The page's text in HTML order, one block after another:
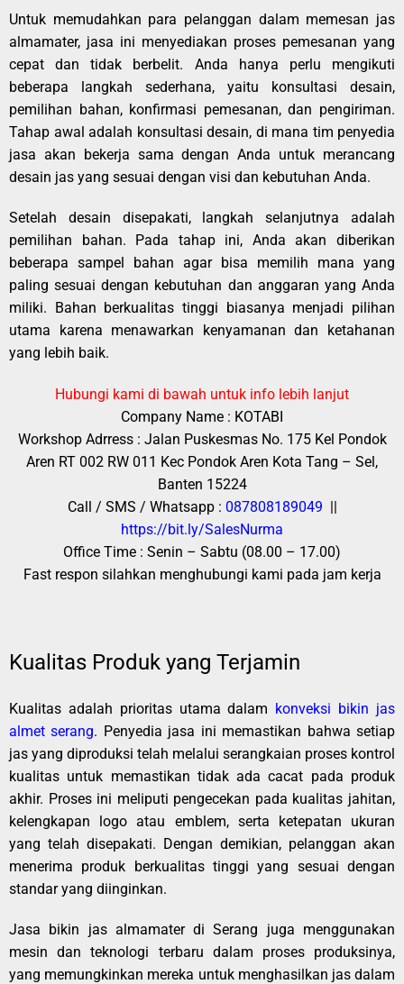
Untuk memudahkan para pelanggan dalam memesan jas
almamater, jasa ini menyediakan proses pemesanan yang
cepat dan tidak berbelit. Anda hanya perlu mengikuti
beberapa langkah sederhana, yaitu konsultasi desain,
pemilihan bahan, konfirmasi pemesanan, dan pengiriman.
Tahap awal adalah konsultasi desain, di mana tim penyedia
jasa akan bekerja sama dengan Anda untuk merancang
desain jas yang sesuai dengan visi dan kebutuhan Anda.
Setelah desain disepakati, langkah selanjutnya adalah
pemilihan bahan. Pada tahap ini, Anda akan diberikan
beberapa sampel bahan agar bisa memilih mana yang
paling sesuai dengan kebutuhan dan anggaran yang Anda
miliki. Bahan berkualitas tinggi biasanya menjadi pilihan
utama karena menawarkan kenyamanan dan ketahanan
yang lebih baik.
Hubungi kami di bawah untuk info lebih lanjut
Company Name : KOTABI
Workshop Adrress : Jalan Puskesmas No. 175 Kel Pondok
Aren RT 002 RW 011 Kec Pondok Aren Kota Tang – Sel,
Banten 15224
Call / SMS / Whatsapp : 087808189049 ||
https://bit.ly/SalesNurma
Office Time : Senin – Sabtu (08.00 – 17.00)
Fast respon silahkan menghubungi kami pada jam kerja
Kualitas Produk yang Terjamin
Kualitas adalah prioritas utama dalam konveksi bikin jas
almet serang. Penyedia jasa ini memastikan bahwa setiap
jas yang diproduksi telah melalui serangkaian proses kontrol
kualitas untuk memastikan tidak ada cacat pada produk
akhir. Proses ini meliputi pengecekan pada kualitas jahitan,
kelengkapan logo atau emblem, serta ketepatan ukuran
yang telah disepakati. Dengan demikian, pelanggan akan
menerima produk berkualitas tinggi yang sesuai dengan
standar yang diinginkan.
Jasa bikin jas almamater di Serang juga menggunakan
mesin dan teknologi terbaru dalam proses produksinya,
yang memungkinkan mereka untuk menghasilkan jas dalam